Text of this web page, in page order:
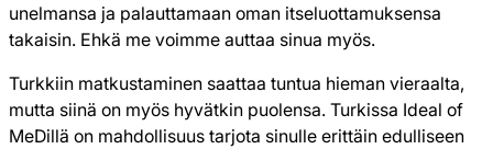
unelmansa ja palauttamaan oman itseluottamuksensa
takaisin. Ehkä me voimme auttaa sinua myös.
Turkkiin matkustaminen saattaa tuntua hieman vieraalta,
mutta siinä on myös hyvätkin puolensa. Turkissa Ideal of
MeDillä on mahdollisuus tarjota sinulle erittäin edulliseen